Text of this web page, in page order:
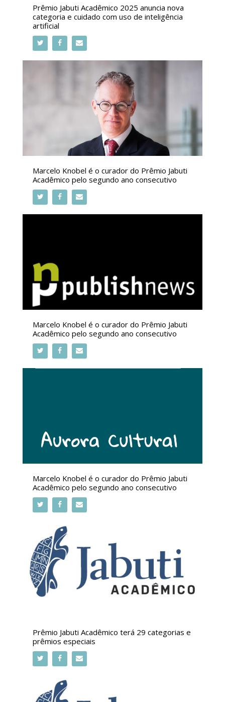
Prêmio Jabuti Acadêmico 2025 anuncia nova
categoria e cuidado com uso de inteligência
artificial
Marcelo Knobel é o curador do Prêmio Jabuti
Acadêmico pelo segundo ano consecutivo
Marcelo Knobel é o curador do Prêmio Jabuti
Acadêmico pelo segundo ano consecutivo
Marcelo Knobel é o curador do Prêmio Jabuti
Acadêmico pelo segundo ano consecutivo
Prêmio Jabuti Acadêmico terá 29 categorias e
prêmios especiais